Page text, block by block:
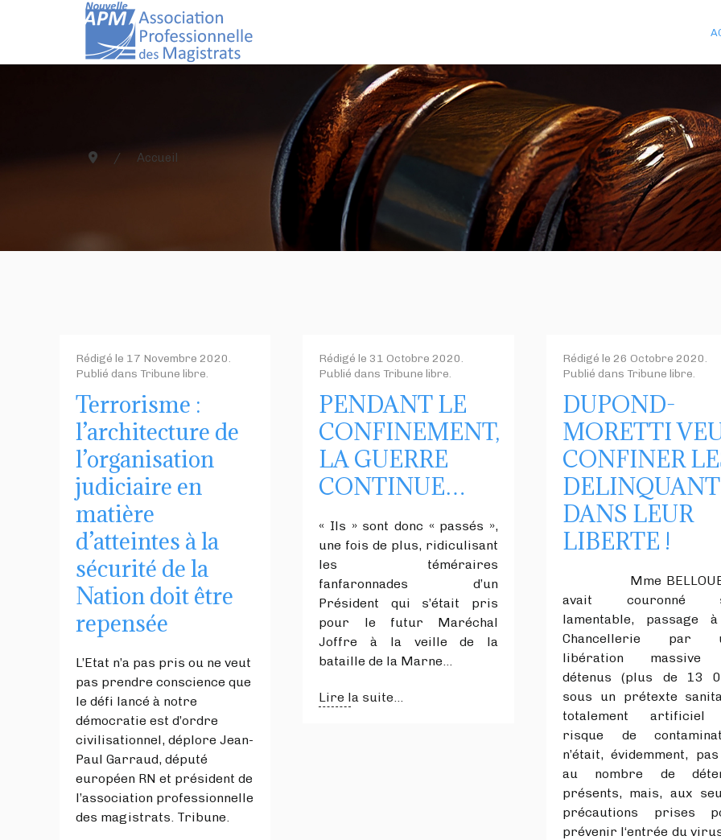
Accueil
Rédigé le 17 Novembre 2020.
Publié dans Tribune libre.
Terrorisme :
l’architecture de
l’organisation
judiciaire en
matière
d’atteintes à la
sécurité de la
Nation doit être
repensée
L’Etat n’a pas pris ou ne veut
pas prendre conscience que
le défi lancé à notre
démocratie est d’ordre
civilisationnel, déplore Jean-
Paul Garraud, député
européen RN et président de
l’association professionnelle
des magistrats. Tribune.
Rédigé le 31 Octobre 2020.
Publié dansTribune libre.
PENDANT LE
CONFINEMENT,
LA GUERRE
CONTINUE…
« Ils » sont donc « passés »,
une fois de plus, ridiculisant
les téméraires
fanfaronnades d’un
Président qui s’était pris
pour le futur Maréchal
Joffre à la veille de la
bataille de la Marne…
Lire la suite...
Rédigé le 26 Octobre 2020.
Publié dans Tribune libre.
DUPOND-
MORETTI
CONFINER
DANS LEUR
LIBERTE !
Mme
avait couronné
lamentable, passage
Chancellerie par
libération massive
détenus (plus de 13
sous un prétexte
totalement artificiel
risque de
n’était, évidemment,
au nombre de
présents, mais, aux
précautions prises
prévenir l‘entrée du